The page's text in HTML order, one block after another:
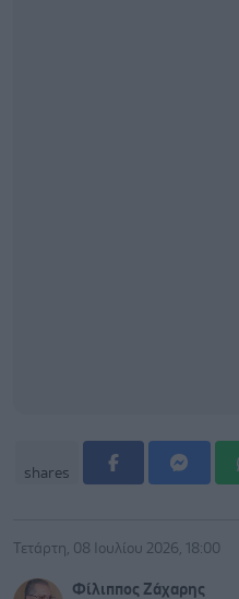
shares
Τετάρτη, 08 Ιουλίου 2026, 18:00
Φίλιππος Ζάχαρης